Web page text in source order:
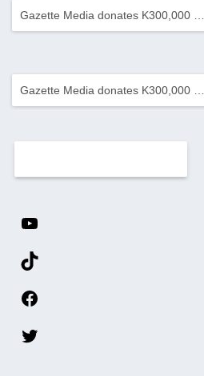
Gazette Media donates K300,000 …
Gazette Media donates K300,000 …